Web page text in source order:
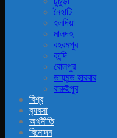
নৈহাটি
হলদিয়া
মালদহ
বহরমপুর
কান্দি
বোলপুর
ডায়মন্ড হারবার
বারুইপুর
বিশ্ব
ব‍্যবসা
অর্থনীতি
বিনোদন